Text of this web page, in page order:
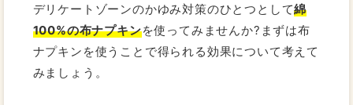
デリケートゾーンのかゆみ対策のひとつとして綿
100%の布ナプキンを使ってみませんか?まずは布
ナプキンを使うことで得られる効果について考えて
みましょう。